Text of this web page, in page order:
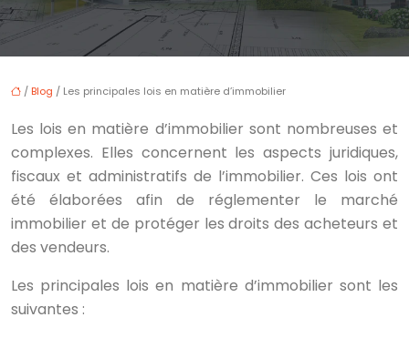
/ Blog / Les principales lois en matière d’immobilier
Les lois en matière d’immobilier sont nombreuses et
complexes. Elles concernent les aspects juridiques,
fiscaux et administratifs de l’immobilier. Ces lois ont
été élaborées afin de réglementer le marché
immobilier et de protéger les droits des acheteurs et
des vendeurs.
Les principales lois en matière d’immobilier sont les
suivantes :